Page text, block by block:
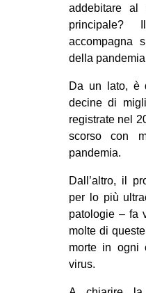
SPORT
DIRITTO
addebitare al
principale?
accompagna
della
Da un lato, è
decine di
registrate nel
scorso con
pandemia.
Dall’altro, il
per lo più
patologie – fa
molte di
morte in ogni
virus.